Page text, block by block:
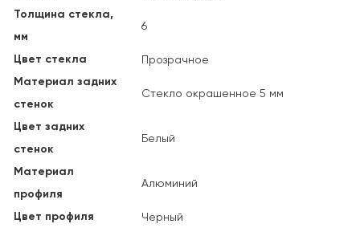
Толщина стекла,
мм
6
Цвет стекла Прозрачное
Материал задних
стенок
Стекло окрашенное 5 мм
Цвет задних
стенок
Белый
Материал
профиля
Алюминий
Цвет профиля Черный